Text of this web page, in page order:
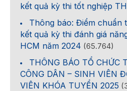
kết quả kỳ thi tốt nghiệp
Thông báo: Điểm chuẩn
kết quả kỳ thi đánh giá
HCM năm 2024 (65.764)
THÔNG BÁO TỔ CHỨC
CÔNG DÂN – SINH VIÊN
VIÊN KHÓA TUYỂN 2025